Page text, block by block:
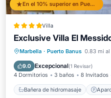
En el 10% superior en Puerto Banus
Villa
Exclusive Villa El
Marbella · Puerto Banus 0.83 mi al
9.0 Excepcional(1 Revisar)
4 Dormitorios 3 baños 8 Invitados
Bañera de hidromasaje
Bañera de hidromasaje
Piscina
Balcón/